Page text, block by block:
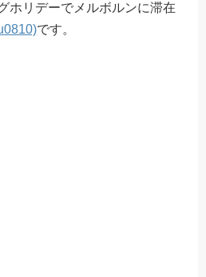
ホリデーでメルボルンに滞在
です。